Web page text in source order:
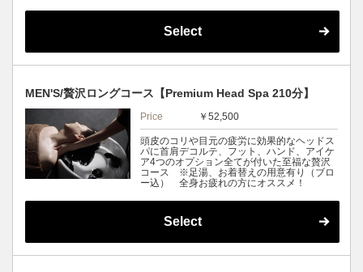
Select
MEN'S/贅沢ロングコース【Premium Head Spa 210分】
Price ￥52,500
頭皮のコリや目元の疲労に効果的なヘッドス
パに首肩デコルテ、フット、ハンド、アイケ
ア4つのオプション全てが付いた至福な贅沢
コース ※足湯、お着替えの用意有り（ブロ
ー込） 全身お疲れの方にオススメ！
Select